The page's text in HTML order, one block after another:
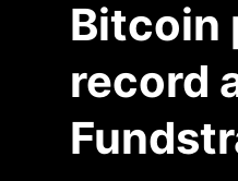
Bitcoin
record